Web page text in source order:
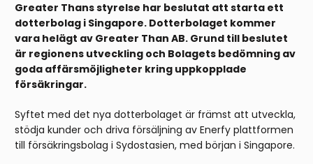
Greater Thans styrelse har beslutat att starta ett
dotterbolag i Singapore. Dotterbolaget kommer
vara helägt av Greater Than AB. Grund till beslutet
är regionens utveckling och Bolagets bedömning av
goda affärsmöjligheter kring uppkopplade
försäkringar.
Syftet med det nya dotterbolaget är främst att utveckla,
stödja kunder och driva försäljning av Enerfy plattformen
till försäkringsbolag i Sydostasien, med början i Singapore.